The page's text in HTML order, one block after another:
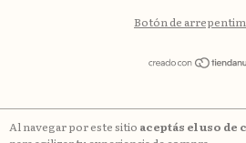
Al navegar por este sitio aceptás el uso de
Botón de